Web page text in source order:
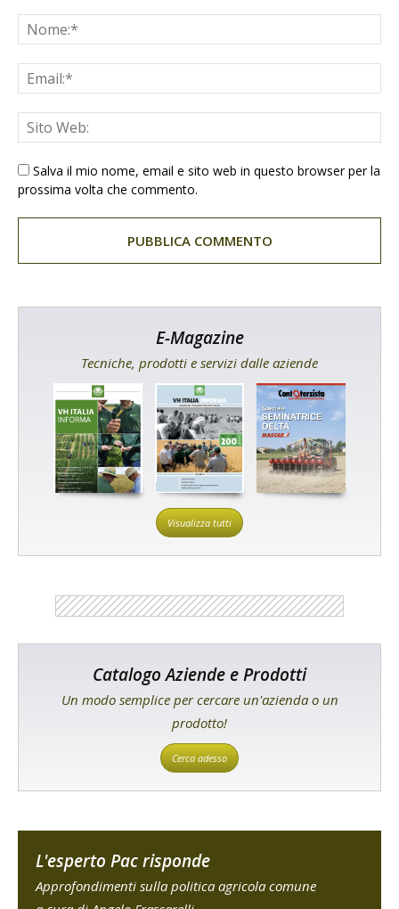
Salva il mio nome, email e sito web in questo browser per la
prossima volta che commento.
E-Magazine
Tecniche, prodotti e servizi dalle aziende
Visualizza tutti
Catalogo Aziende e Prodotti
Un modo semplice per cercare un'azienda o un
prodotto!
Cerca adesso
L'esperto Pac risponde
Approfondimenti sulla politica agricola comune